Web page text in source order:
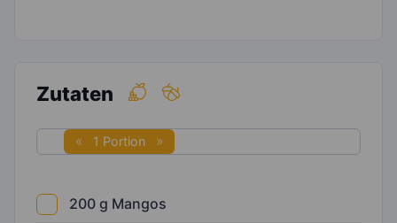
Zutaten
1 Portion
200 g Mangos